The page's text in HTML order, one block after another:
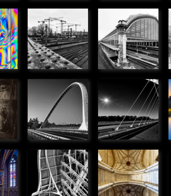
Monde
d'acier
» Urbain
Gare St
Jean,
Bordeaux
» Urbain
Pont de
l'Europe,
Orléans
» Urbain
l'Europe,
Orléans
» Urbain
Gare
d'Orléans
» Urbain
Voute de la
Cathédrale,
Orléans
» Urbain